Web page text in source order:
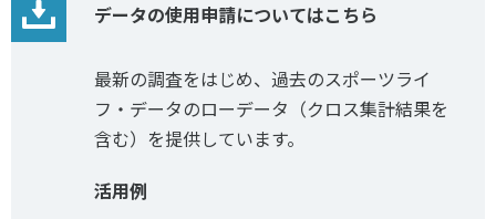
データの使用申請についてはこちら
最新の調査をはじめ、過去のスポーツライ
フ・データのローデータ（クロス集計結果を
含む）を提供しています。
活用例